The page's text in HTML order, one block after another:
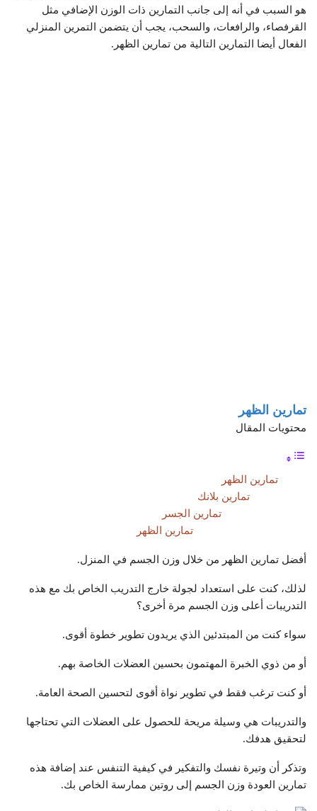
هو السبب في أنه إلى جانب التمارين ذات الوزن الإضافي مثل
القرفصاء، والرافعات، والسحب، يجب أن يتضمن التمرين المنزلي
الفعال أيضا التمارين التالية من تمارين الظهر.
تمارين الظهر
محتويات المقال
تمارين الظهر
تمارين بلانك
تمارين الجسر
تمارين الظهر
أفضل تمارين الظهر من خلال وزن الجسم في المنزل.
لذلك، كنت على استعداد لجولة خارج التدريب الخاص بك مع هذه
التدريبات أعلى وزن الجسم مرة أخرى؟
سواء كنت من المبتدئين الذي يريدون تطوير خطوة أقوى.
أو من ذوي الخبرة المهتمون بحسين العضلات الخاصة بهم.
أو كنت ترغب فقط في تطوير نواة أقوى لتحسين الصحة العامة.
والتدريبات هي وسيلة مريحة للحصول على العضلات التي تحتاجها
لتحقيق هدفك.
وتذكر أن وتيرة نفسك والتفكير في كيفية التنفس عند إضافة هذه
تمارين العودة وزن الجسم إلى روتين ممارسة الخاص بك.